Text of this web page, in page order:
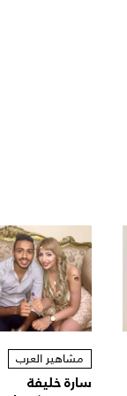
مشاهير العرب
سارة خليفة